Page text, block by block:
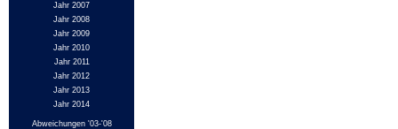
Jahr 2007
Jahr 2008
Jahr 2009
Jahr 2010
Jahr 2011
Jahr 2012
Jahr 2013
Jahr 2014
Abweichungen '03-'08